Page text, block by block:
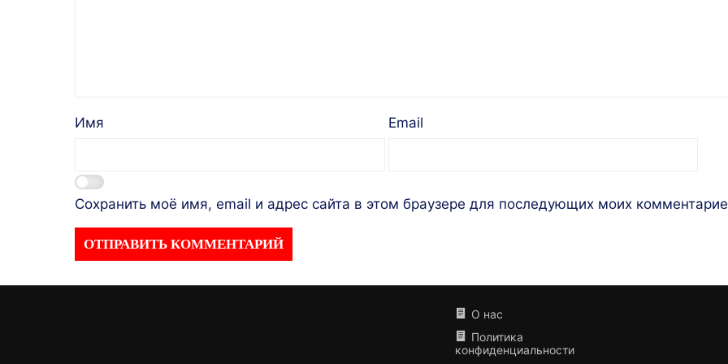
Имя Email
Сохранить моё имя, email и адрес сайта в этом браузере для последующих моих
О нас
Политика
конфиденциальности